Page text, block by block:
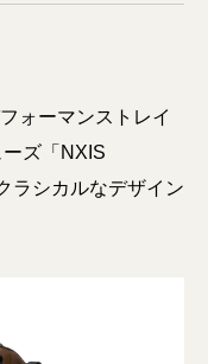
ォーマンストレイ
ズ「NXIS
ラシカルなデザイン